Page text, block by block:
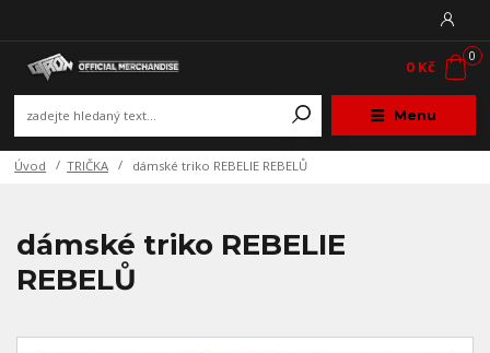
Menu
0
0 Kč
Úvod TRIČKA dámské triko REBELIE REBELŮ
dámské triko REBELIE
REBELŮ